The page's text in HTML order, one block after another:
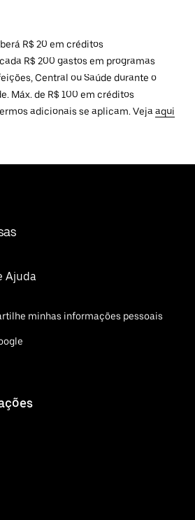
R$ 20 em créditos
R$ 200 gastos em programas
Central ou Saúde durante o
Máx. de R$ 100 em créditos
adicionais se aplicam. Vejaaqui
Ajuda
minhas informações pessoais